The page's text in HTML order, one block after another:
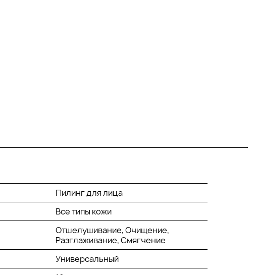
Пилинг для лица
Все типы кожи
Отшелушивание, Очищение,
Разглаживание, Смягчение
Универсальный